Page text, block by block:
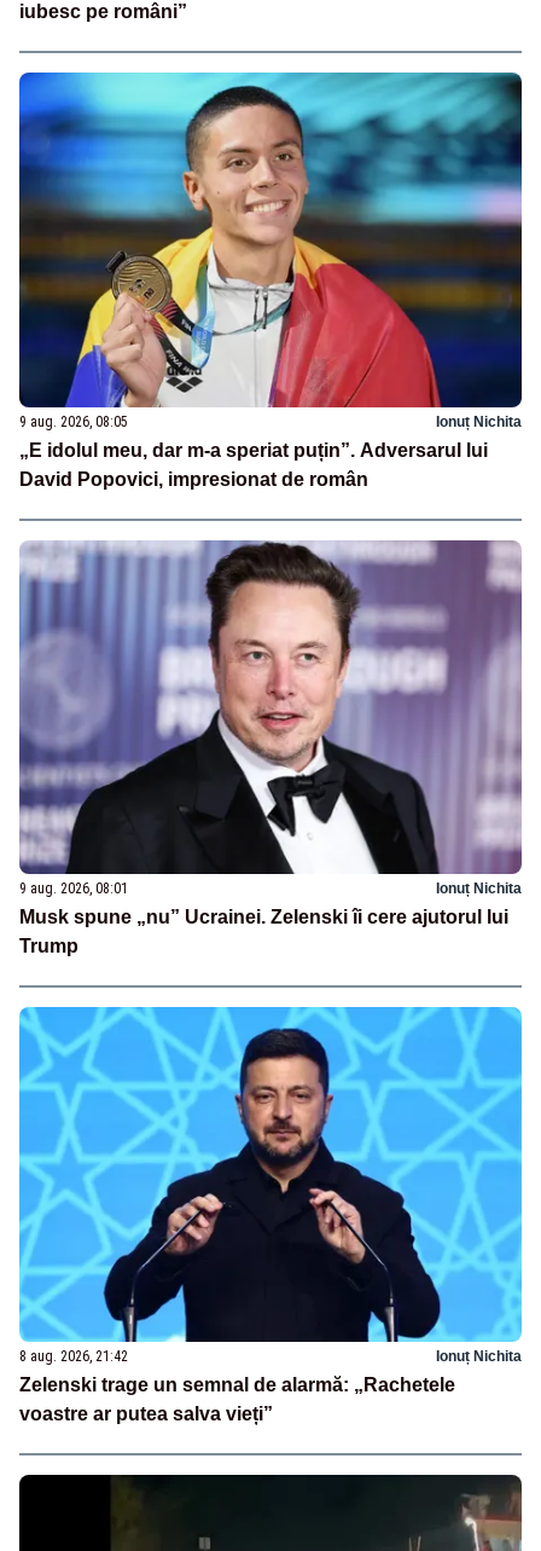
iubesc pe români”
9 aug. 2026, 08:05 Ionuț Nichita
„E idolul meu, dar m-a speriat puțin”. Adversarul lui
David Popovici, impresionat de român
9 aug. 2026, 08:01 Ionuț Nichita
Musk spune „nu” Ucrainei. Zelenski îi cere ajutorul lui
Trump
8 aug. 2026, 21:42 Ionuț Nichita
Zelenski trage un semnal de alarmă: „Rachetele
voastre ar putea salva vieți”